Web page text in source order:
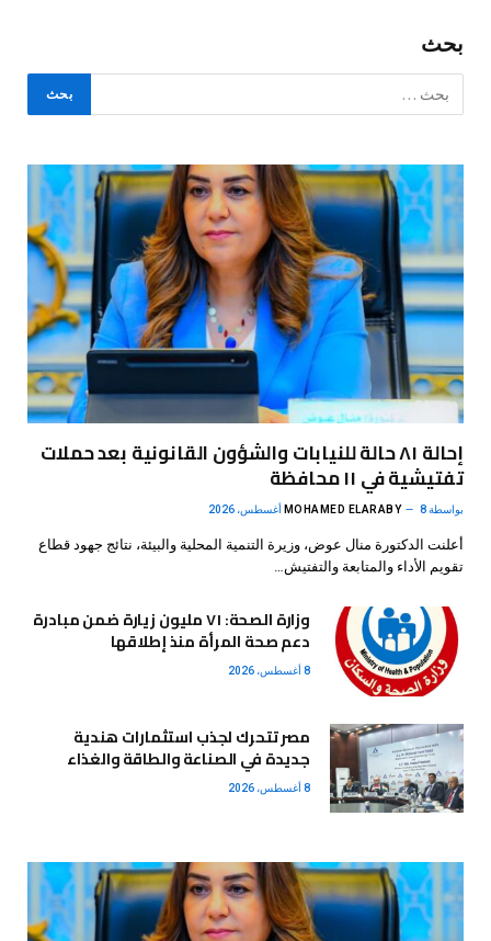
بحث
إحالة ٨١ حالة للنيابات والشؤون القانونية بعد حملات
تفتيشية في ١١ محافظة
بواسطة MOHAMED ELARABY 8 أغسطس، 2026
أعلنت الدكتورة منال عوض، وزيرة التنمية المحلية والبيئة، نتائج جهود قطاع
تقويم الأداء والمتابعة والتفتيش…
وزارة الصحة: ٧١ مليون زيارة ضمن مبادرة
دعم صحة المرأة منذ إطلاقها
8 أغسطس، 2026
مصر تتحرك لجذب استثمارات هندية
جديدة في الصناعة والطاقة والغذاء
8 أغسطس، 2026